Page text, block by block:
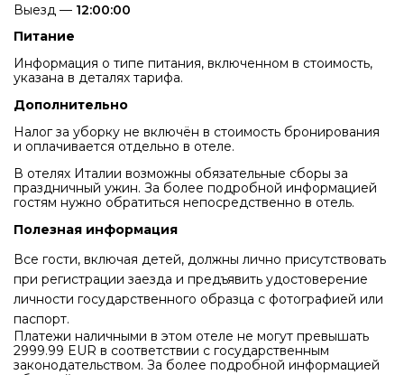
Выезд — 12:00:00
Питание
Информация о типе питания, включенном в стоимость,
указана в деталях тарифа.
Дополнительно
Налог за уборку не включён в стоимость бронирования
и оплачивается отдельно в отеле.
В отелях Италии возможны обязательные сборы за
праздничный ужин. За более подробной информацией
гостям нужно обратиться непосредственно в отель.
Полезная информация
Все гости, включая детей, должны лично присутствовать
при регистрации заезда и предъявить удостоверение
личности государственного образца с фотографией или
паспорт.
Платежи наличными в этом отеле не могут превышать
2999.99 EUR в соответствии с государственным
законодательством. За более подробной информацией